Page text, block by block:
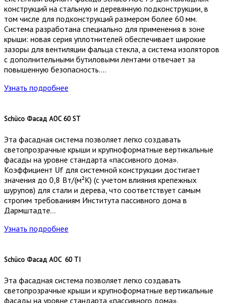
конструкций на стальную и деревянную подконструкции, в
том числе для подконструкций размером более 60 мм.
Система разработана специально для применения в зоне
крыши: новая серия уплотнителей обеспечивает широкие
зазоры для вентиляции фальца стекла, а система изоляторов
с дополнительными бутиловыми лентами отвечает за
повышенную безопасность….
Узнать подробнее
Schüco Фасад AOC 60 ST
Эта фасадная система позволяет легко создавать
светопрозрачные крыши и крупноформатные вертикальные
фасады на уровне стандарта «пассивного дома».
Коэффициент Uf для системной конструкции достигает
значения до 0,8 Вт/(м²К) (с учетом влияния крепежных
шурупов) для стали и дерева, что соответствует самым
строгим требованиям Института пассивного дома в
Дармштадте…
Узнать подробнее
Schüco Фасад AOC 60 TI
Эта фасадная система позволяет легко создавать
светопрозрачные крыши и крупноформатные вертикальные
фасады на уровне стандарта «пассивного дома».